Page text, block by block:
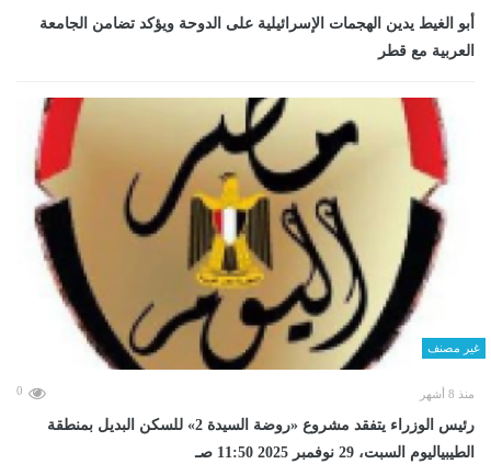
أبو الغيط يدين الهجمات الإسرائيلية على الدوحة ويؤكد تضامن الجامعة
العربية مع قطر
غير مصنف
منذ 8 أشهر 0
رئيس الوزراء يتفقد مشروع «روضة السيدة 2» للسكن البديل بمنطقة
الطيبياليوم السبت، 29 نوفمبر 2025 11:50 صـ